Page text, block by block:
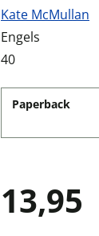
Kate McMullan
Engels
40
Paperback
13,95